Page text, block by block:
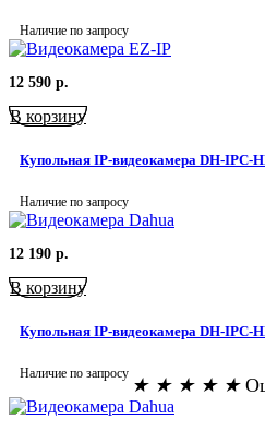
Наличие по запросу
12 590 р.
В корзину
Купольная IP-видеокамера DH-IPC-
Наличие по запросу
12 190 р.
В корзину
Купольная IP-видеокамера DH-IPC-
Наличие по запросу
★ ★ ★ ★ ★